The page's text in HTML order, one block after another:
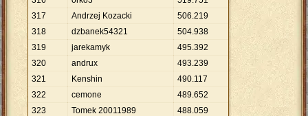
317
Andrzej Kozacki 506.219
318
dzbanek54321 504.938
319
jarekamyk 495.392
320
andrux 493.239
321
Kenshin 490.117
322
cemone 489.652
323
Tomek 20011989 488.059